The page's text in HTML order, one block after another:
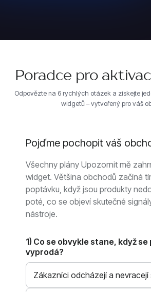
Poradce pro
Odpovězte na 6 rychlých otázek a získejte
widgetů – vytvořený pro váš
Pojďme pochopit váš
Všechny plány Upozornit mě
widget. Většina obchodů začíná
poptávku, když jsou produkty
poté, co se objeví skutečné
nástroje.
1) Co se obvykle stane, když
vyprodá?
Zákazníci odcházejí a nevracejí